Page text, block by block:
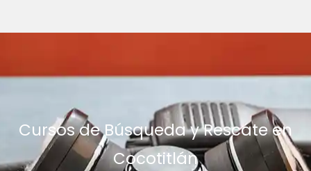
Cursos de Búsqueda y Rescate en
Cocotitlán